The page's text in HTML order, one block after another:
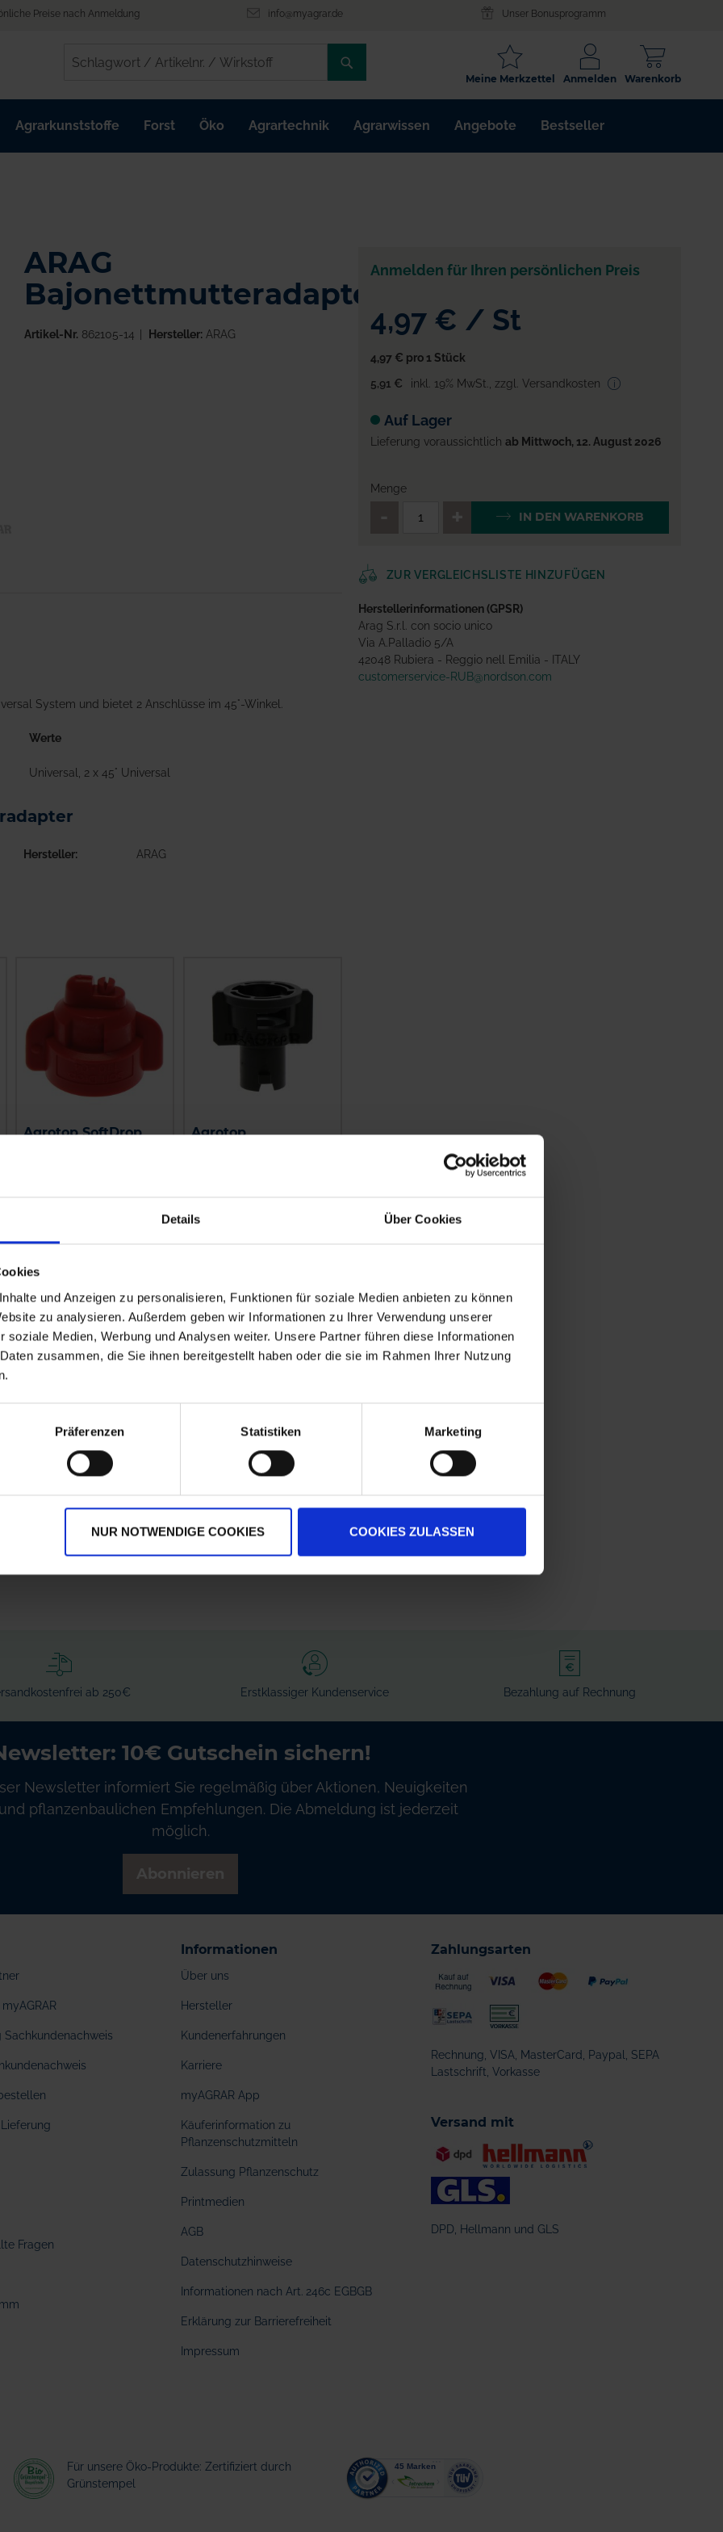
Details Über Cookies
und Anzeigen zu personalisieren, Funktionen für soziale Medien anbieten zu können
zu analysieren. Außerdem geben wir Informationen zu Ihrer Verwendung unserer
soziale Medien, Werbung und Analysen weiter. Unsere Partner führen diese Informationen
zusammen, die Sie ihnen bereitgestellt haben oder die sie im Rahmen Ihrer Nutzung
Präferenzen Statistiken Marketing
NUR NOTWENDIGE COOKIES COOKIES ZULASSEN
Preise nach Anmeldung info@myagrar.de Unser Bonusprogramm
/
ARTIKELNR.
/
Warenkorb
Anmelden
Meine Merkzettel
Agrarkunststoffe Forst Öko Agrartechnik Agrarwissen Angebote Bestseller
ARAG
Bajonettmutteradapter
Artikel-Nr. 862105-14 Hersteller:ARAG
System und bietet 2 Anschlüsse im 45°-Winkel.
Werte
Universal, 2 x 45° Universal
Hersteller ARAG
Agrotop SoftDrop
Agrotop
Düsenhalter 400040
IN DEN
Düsenhalter
IN DEN
Anmelden für Ihren persönlichen Preis
4,97 € / St
4,97 € pro 1 Stück
5,91 €
inkl. 19% MwSt. zzgl. Versandkosten
Auf Lager
Lieferung voraussichtlich ab Mittwoch, 12. August 2026
Menge
QTY_CONTROL_DECREASE
IN DEN WARENKORB
ZUR VERGLEICHSLISTE HINZUFÜGEN
Herstellerinformationen (GPSR)
Arag S.r.l. con socio unico
Via A.Palladio 5/A
42048 Rubiera - Reggio nell Emilia - ITALY
customerservice-RUB@nordson.com
ab 250€ Erstklassiger Kundenservice Bezahlung auf Rechnung
10€ Gutschein sichern!
Newsletter informiert Sie regelmäßig über Aktionen, Neuigkeiten
pflanzenbaulichen Empfehlungen. Die Abmeldung ist jederzeit
möglich.
Sachkundenachweis
Fragen
Informationen
Über uns
Hersteller
Kundenerfahrungen
Karriere
myAGRAR App
Käuferinformation zu
Pflanzenschutzmitteln
Zulassung Pflanzenschutz
Printmedien
AGB
Datenschutzhinweise
Informationen nach Art. 246c EGBGB
Erklärung zur Barrierefreiheit
Impressum
Zahlungsarten
Rechnung, VISA, MasterCard, Paypal, SEPA
Lastschrift, Vorkasse
Versand mit
DPD, Hellmann und GLS
Für unsere Öko-Produkte: Zertifiziert durch
Grünstempel